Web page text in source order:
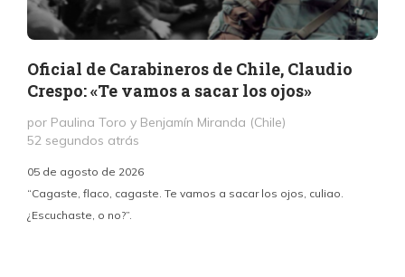
Oficial de Carabineros de Chile, Claudio
Crespo: «Te vamos a sacar los ojos»
por Paulina Toro y Benjamín Miranda (Chile)
52 segundos atrás
05 de agosto de 2026
“Cagaste, flaco, cagaste. Te vamos a sacar los ojos, culiao.
¿Escuchaste, o no?”.